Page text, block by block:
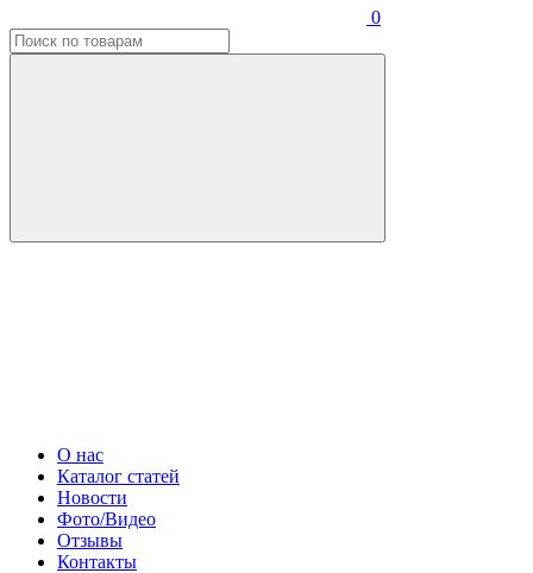
0
О нас
Каталог статей
Новости
Фото/Видео
Отзывы
Контакты